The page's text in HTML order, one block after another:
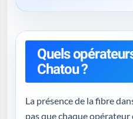
Quels
Chatou ?
La présence de la fibre
pas que chaque